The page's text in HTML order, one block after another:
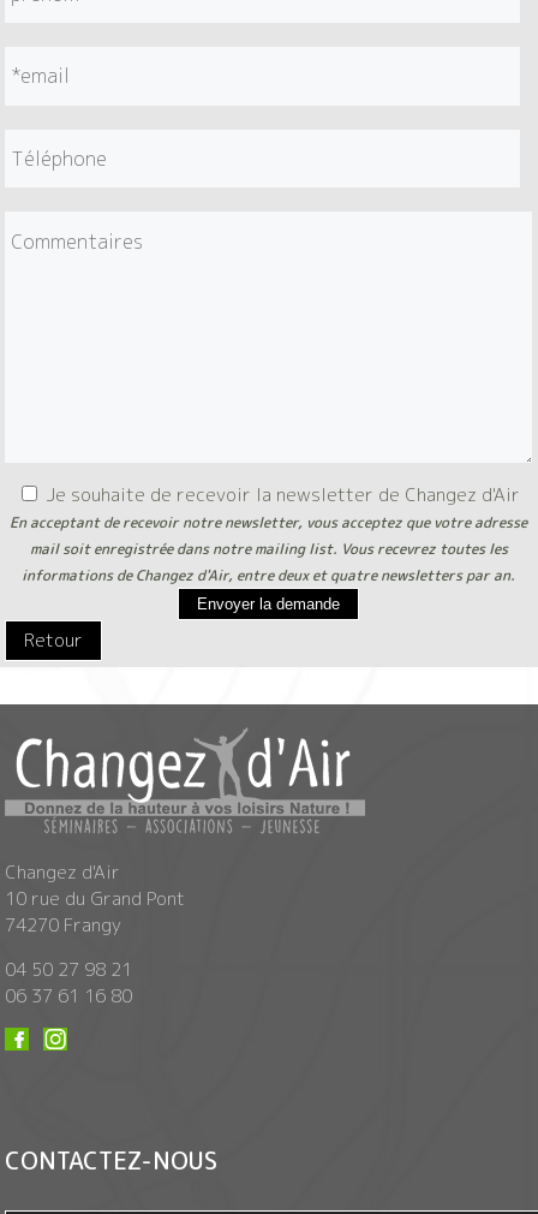
Je souhaite de recevoir la newsletter de Changez d'Air
En acceptant de recevoir notre newsletter, vous acceptez que votre adresse
mail soit enregistrée dans notre mailing list. Vous recevrez toutes les
informations de Changez d'Air, entre deux et quatre newsletters par an.
Envoyer la demande
Retour
Changez d'Air
10 rue du Grand Pont
74270 Frangy
04 50 27 98 21
06 37 61 16 80
CONTACTEZ-NOUS